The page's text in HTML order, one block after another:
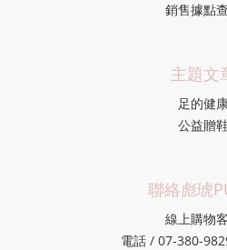
銷售據點
主題文
足的健
公益贈
聯絡彪琥
線上購物
電話 / 07-380-